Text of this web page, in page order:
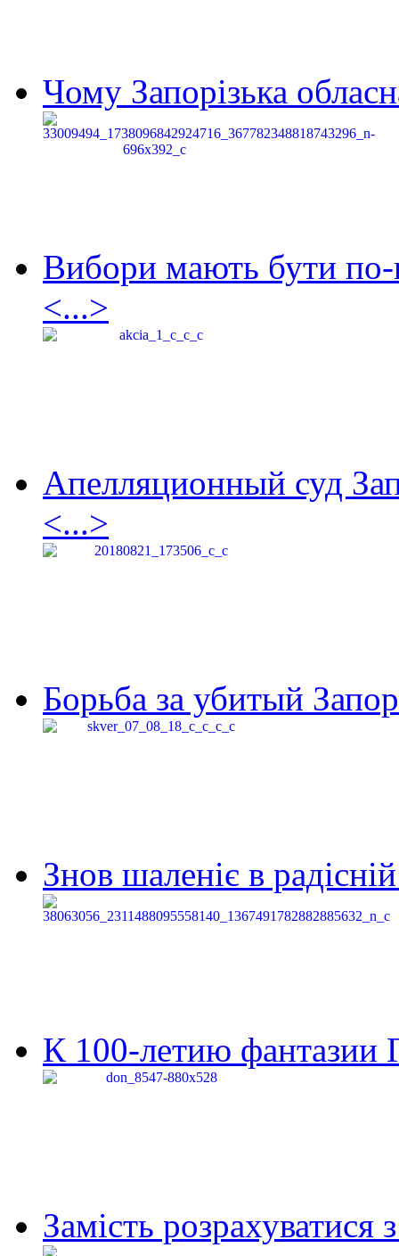
Чому Запорізька
Вибори мають бути по-
<...>
Апелляционный суд
<...>
Борьба за убитый
Знов шаленіє в
К 100-летию фантазии
Замість